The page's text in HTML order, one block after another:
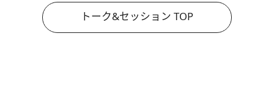
トーク&セッション TOP